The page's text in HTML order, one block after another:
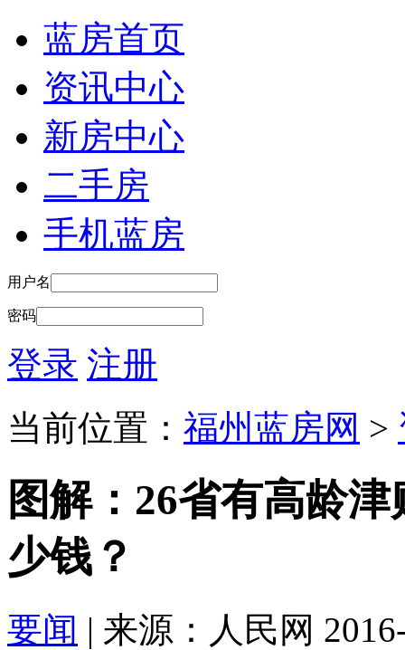
蓝房首页
资讯中心
新房中心
二手房
手机蓝房
用户名
密码
登录 注册
当前位置： 福州蓝房网 >
图解：26省有高龄
少钱？
要闻 | 来源：人民网